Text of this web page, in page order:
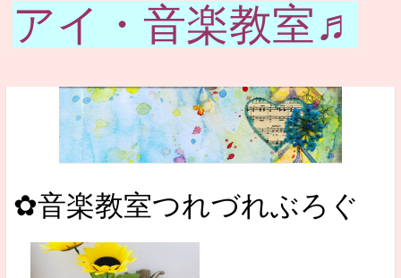
アイ・音楽教室♬
✿音楽教室つれづれぶろぐ